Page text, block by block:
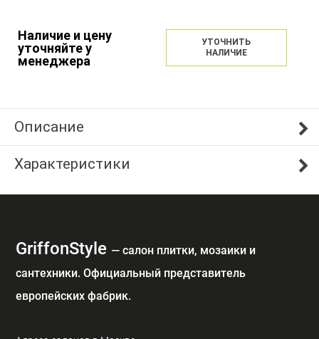
Наличие и цену
уточняйте у
менеджера
УТОЧНИТЬ
НАЛИЧИЕ
Описание
Характеристики
GriffonStyle — cалон плитки, мозаики и
сантехники. Официальный представитель
европейских фабрик.